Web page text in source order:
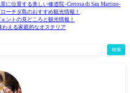
に位置する美しい修道院 -Certosa di San Martino-
ーチダ島のおすすめ観光情報！
ントの見どころと観光情報！
わえる家庭的なオステリア
検索